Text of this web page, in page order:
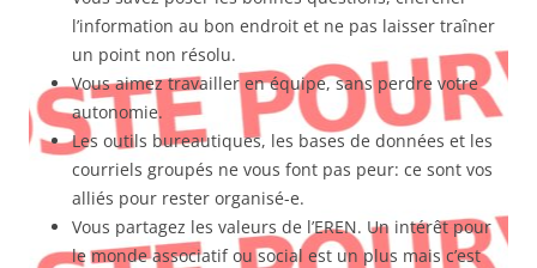
l’information au bon endroit et ne pas laisser traîner
un point non résolu.
Vous aimez travailler en équipe, sans perdre votre
autonomie.
Les outils bureautiques, les bases de données et les
courriels groupés ne vous font pas peur: ce sont vos
alliés pour rester organisé-e.
Vous partagez les valeurs de l’EREN. Un intérêt pour
le monde associatif ou social est un plus mais c’est